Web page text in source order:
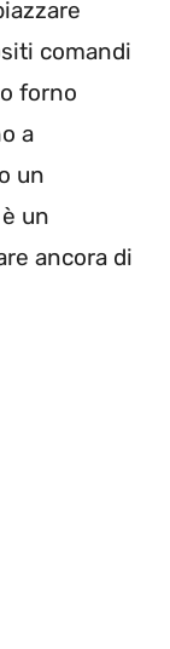
comandi
forno
a
un
un
ancora di